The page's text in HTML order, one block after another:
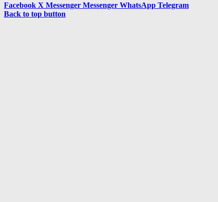
Facebook X Messenger Messenger WhatsApp Telegram
Back to top button